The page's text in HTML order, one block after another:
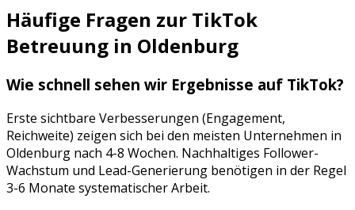
Häufige Fragen zur TikTok
Betreuung in Oldenburg
Wie schnell sehen wir Ergebnisse auf TikTok?
Erste sichtbare Verbesserungen (Engagement,
Reichweite) zeigen sich bei den meisten Unternehmen in
Oldenburg nach 4-8 Wochen. Nachhaltiges Follower-
Wachstum und Lead-Generierung benötigen in der Regel
3-6 Monate systematischer Arbeit.